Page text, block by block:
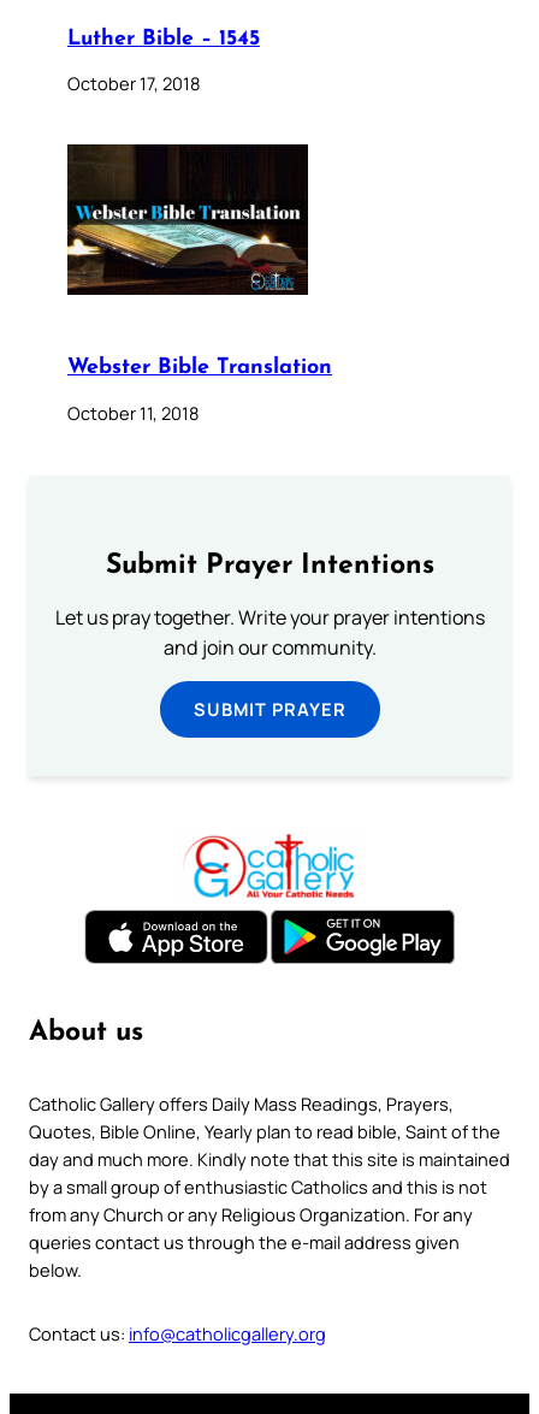
Luther Bible – 1545
October 17, 2018
Webster Bible Translation
October 11, 2018
Submit Prayer Intentions
Let us pray together. Write your prayer intentions
and join our community.
SUBMIT PRAYER
About us
Catholic Gallery offers Daily Mass Readings, Prayers,
Quotes, Bible Online, Yearly plan to read bible, Saint of the
day and much more. Kindly note that this site is maintained
by a small group of enthusiastic Catholics and this is not
from any Church or any Religious Organization. For any
queries contact us through the e-mail address given
below.
Contact us: info@catholicgallery.org